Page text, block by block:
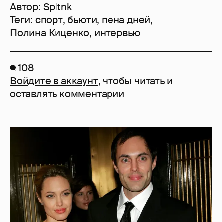
Автор: Spltnk
Теги: спорт, бьюти, пена дней,
Полина Киценко, интервью
108
Войдите в аккаунт, чтобы читать и
оставлять комментарии